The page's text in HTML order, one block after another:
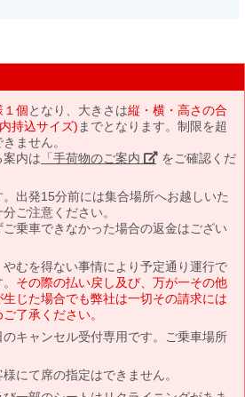
１個となり、大きさは縦・横・高さの合
持込サイズ) までとなります。制限を超
ません。
内は 「手荷物のご案内」 をご確認くだ
出発15分前には集合場所へお越しいた
ご注意ください。
乗車できなかった場合の返金はござい
むを得ない事情により予定通り運行で
その際の払い戻し及び、万が一その他
じた場合でも弊社は一切その請求には
了承ください。
キャンセル受付専用です。ご乗車場所
にて席の指定はできません。